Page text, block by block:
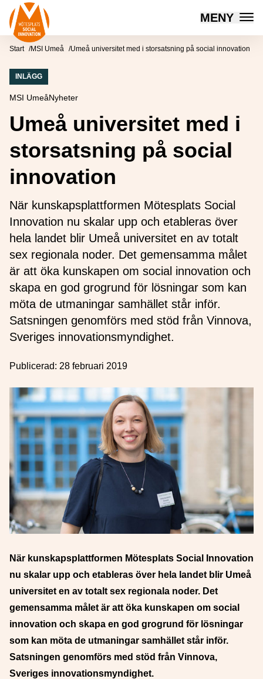
Hoppa till innehåll
Mötesplatsen Social Innovation
MENY
Start MSI Umeå Umeå universitet med i storsatsning på social innovation
INLÄGG
MSI UmeåNyheter
Umeå universitet med i
storsatsning på social
innovation
När kunskapsplattformen Mötesplats Social
Innovation nu skalar upp och etableras över
hela landet blir Umeå universitet en av totalt
sex regionala noder. Det gemensamma målet
är att öka kunskapen om social innovation och
skapa en god grogrund för lösningar som kan
möta de utmaningar samhället står inför.
Satsningen genomförs med stöd från Vinnova,
Sveriges innovationsmyndighet.
Publicerad: 28 februari 2019
När kunskapsplattformen Mötesplats Social Innovation
nu skalar upp och etableras över hela landet blir Umeå
universitet en av totalt sex regionala noder. Det
gemensamma målet är att öka kunskapen om social
innovation och skapa en god grogrund för lösningar
som kan möta de utmaningar samhället står inför.
Satsningen genomförs med stöd från Vinnova,
Sveriges innovationsmyndighet.